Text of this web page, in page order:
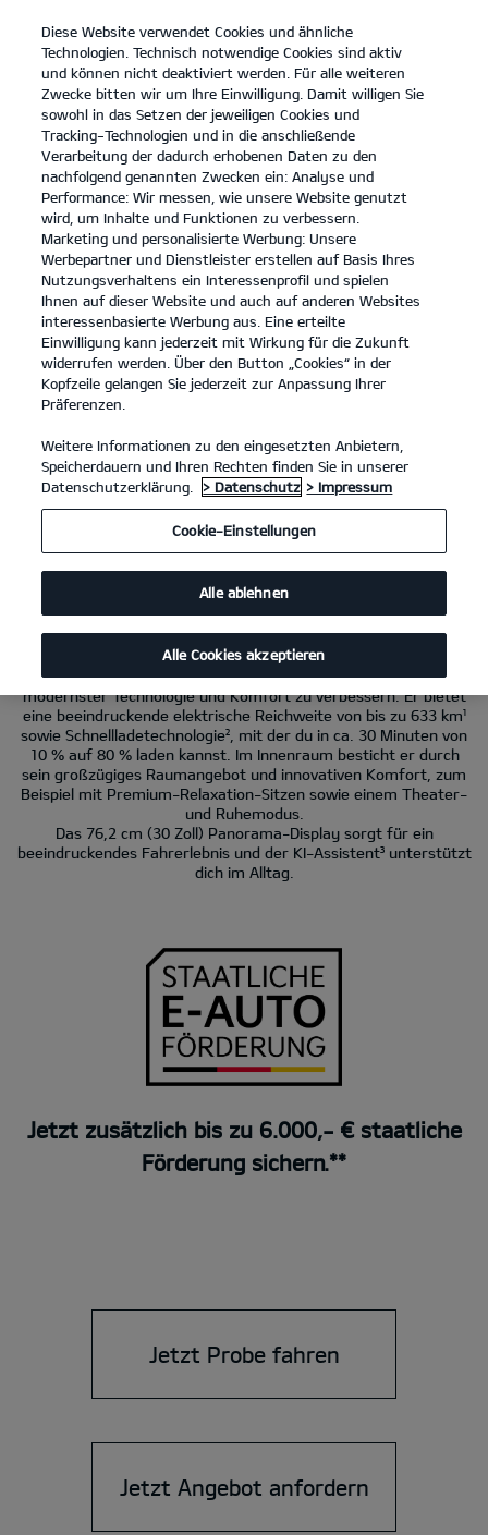
open
menu
KONTAKT
150 kW (204 PS): Stromverbrauch kombiniert 15,8 kWh/100
-Emissionen kombiniert 0 g/km. CO -Klasse A.
Der Kia EV4.
Entdecke die Welt in neuem Licht.
Der Kia EV4 wurde entwickelt, um dein Fahrerlebnis mit
modernster Technologie und Komfort zu verbessern. Er bietet
eine beeindruckende elektrische Reichweite von bis zu 633 km¹
sowie Schnellladetechnologie², mit der du in ca. 30 Minuten von
10 % auf 80 % laden kannst. Im Innenraum besticht er durch
sein großzügiges Raumangebot und innovativen Komfort, zum
Beispiel mit Premium-Relaxation-Sitzen sowie einem Theater-
und Ruhemodus.
Das 76,2 cm (30 Zoll) Panorama-Display sorgt für ein
beeindruckendes Fahrerlebnis und der KI-Assistent³ unterstützt
dich im Alltag.
Jetzt zusätzlich bis zu 6.000,- € staatliche
Förderung sichern.**
Jetzt Probe fahren
Jetzt Angebot anfordern
Diese Website verwendet Cookies und ähnliche
Technologien. Technisch notwendige Cookies sind aktiv
und können nicht deaktiviert werden. Für alle weiteren
Zwecke bitten wir um Ihre Einwilligung. Damit willigen Sie
sowohl in das Setzen der jeweiligen Cookies und
Tracking-Technologien und in die anschließende
Verarbeitung der dadurch erhobenen Daten zu den
nachfolgend genannten Zwecken ein: Analyse und
Performance: Wir messen, wie unsere Website genutzt
wird, um Inhalte und Funktionen zu verbessern.
Marketing und personalisierte Werbung: Unsere
Werbepartner und Dienstleister erstellen auf Basis Ihres
Nutzungsverhaltens ein Interessenprofil und spielen
Ihnen auf dieser Website und auch auf anderen Websites
interessenbasierte Werbung aus. Eine erteilte
Einwilligung kann jederzeit mit Wirkung für die Zukunft
widerrufen werden. Über den Button „Cookies“ in der
Kopfzeile gelangen Sie jederzeit zur Anpassung Ihrer
Präferenzen.
Weitere Informationen zu den eingesetzten Anbietern,
Speicherdauern und Ihren Rechten finden Sie in unserer
Datenschutzerklärung.
> Datenschutz > Impressum
Cookie-Einstellungen
Alle ablehnen
Alle Cookies akzeptieren